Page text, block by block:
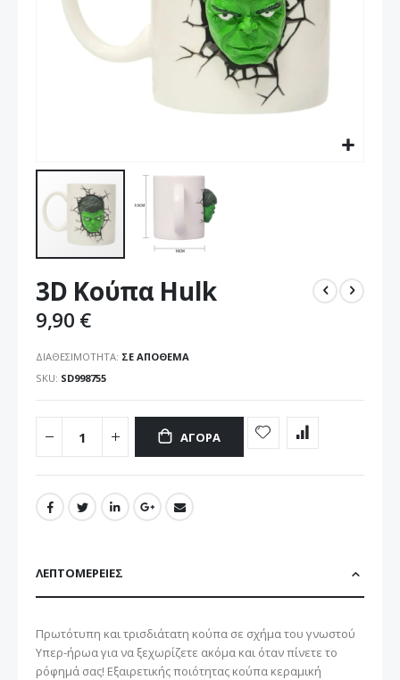
στην
αρχή
της
εικόνων
3D Κούπα Hulk
9,90 €
ΔΙΑΘΕΣΙΜΌΤΗΤΑ: ΣΕ ΑΠΌΘΕΜΑ
SKU SD998755
ΑΓΟΡΆ
ΛΕΠΤΟΜΈΡΕΙΕΣ
Πρωτότυπη και τρισδιάτατη κούπα σε σχήμα του γνωστού
Υπερ-ήρωα για να ξεχωρίζετε ακόμα και όταν πίνετε το
ρόφημά σας! Εξαιρετικής ποιότητας κούπα κεραμική